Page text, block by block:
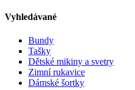
Vyhledávané
Bundy
Tašky
Dětské mikiny a svetry
Zimní rukavice
Dámské šortky